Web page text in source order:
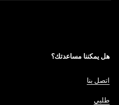
هل يمكننا مساعدتك؟
اتصل بنا
طلبي